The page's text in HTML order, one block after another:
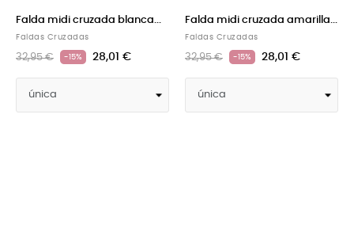
Falda midi cruzada blanca...
Faldas Cruzadas
32,95 € -15% 28,01 €
Falda midi cruzada amarilla...
Faldas Cruzadas
32,95 € -15% 28,01 €